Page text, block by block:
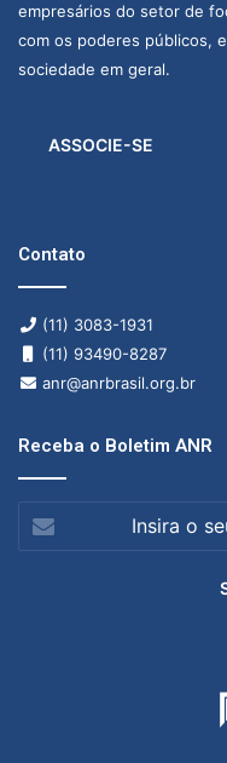
empresários do setor de
com os poderes públicos,
sociedade em geral.
ASSOCIE-SE
Contato
(11) 3083-1931
(11) 93490-8287
anr@anrbrasil.org.br
Receba o Boletim ANR